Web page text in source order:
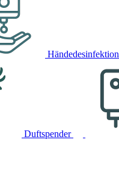
Duftspender